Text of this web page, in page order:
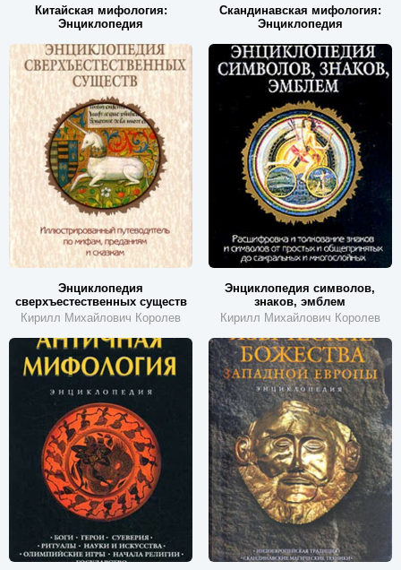
Китайская мифология:
Энциклопедия
Скандинавская мифология:
Энциклопедия
Энциклопедия
сверхъестественных существ
Кирилл Михайлович Королев
Энциклопедия символов,
знаков, эмблем
Кирилл Михайлович Королев